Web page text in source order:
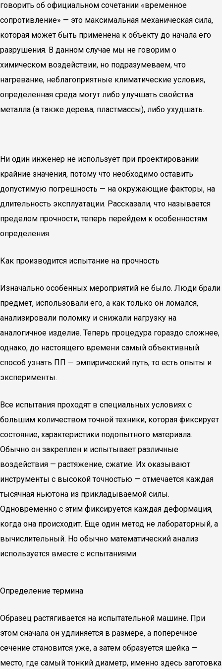
говорить об официальном сочетании «временное
сопротивление» — это максимальная механическая сила,
которая может быть применена к объекту до начала его
разрушения. В данном случае мы не говорим о
химическом воздействии, но подразумеваем, что
нагревание, неблагоприятные климатические условия,
определенная среда могут либо улучшать свойства
металла (а также дерева, пластмассы), либо ухудшать.
Ни один инженер не использует при проектировании
крайние значения, потому что необходимо оставить
допустимую погрешность — на окружающие факторы, на
длительность эксплуатации. Рассказали, что называется
пределом прочности, теперь перейдем к особенностям
определения.
Как производится испытание на прочность
Изначально особенных мероприятий не было. Люди брали
предмет, использовали его, а как только он ломался,
анализировали поломку и снижали нагрузку на
аналогичное изделие. Теперь процедура гораздо сложнее,
однако, до настоящего времени самый объективный
способ узнать ПП — эмпирический путь, то есть опыты и
эксперименты.
Все испытания проходят в специальных условиях с
большим количеством точной техники, которая фиксирует
состояние, характеристики подопытного материала.
Обычно он закреплен и испытывает различные
воздействия — растяжение, сжатие. Их оказывают
инструменты с высокой точностью — отмечается каждая
тысячная ньютона из прикладываемой силы.
Одновременно с этим фиксируется каждая деформация,
когда она происходит. Еще один метод не лабораторный, а
вычислительный. Но обычно математический анализ
используется вместе с испытаниями.
Определение термина
Образец растягивается на испытательной машине. При
этом сначала он удлиняется в размере, а поперечное
сечение становится уже, а затем образуется шейка —
место, где самый тонкий диаметр, именно здесь заготовка